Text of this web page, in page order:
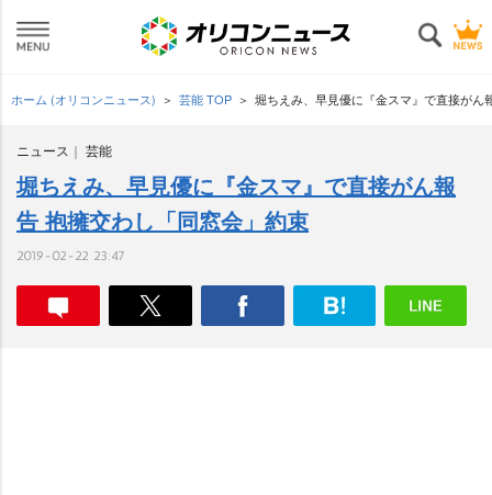
ホーム (オリコンニュース) 芸能 TOP 堀ちえみ、早見優に『金スマ』で直接がん
ニュース 芸能
堀ちえみ、早見優に『金スマ』で直接がん報
告 抱擁交わし「同窓会」約束
2019-02-22 23:47